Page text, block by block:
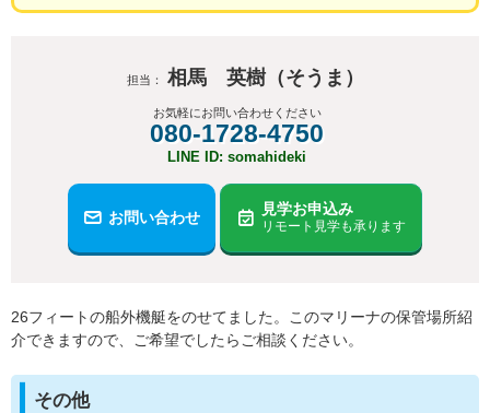
担当： 相馬 英樹（そうま）
お気軽にお問い合わせください
080-1728-4750
LINE ID: somahideki
お問い合わせ 見学お申込み
リモート見学も承ります
26フィートの船外機艇をのせてました。このマリーナの保管場所紹
介できますので、ご希望でしたらご相談ください。
その他